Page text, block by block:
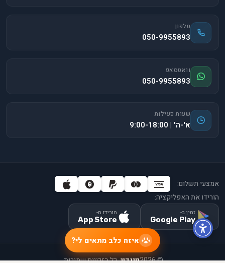
טלפון
050-9955893
וואטסאפ
050-9955893
שעות פעילות
א'-ה' | 9:00-18:00
אמצעי תשלום:
הורידו את האפליקציה:
זמין ב-
Google Play
הורידו מ-
App Store
©
2026פינדוג. כל הזכויות שמורות.
איזה כלב מתאים לי?